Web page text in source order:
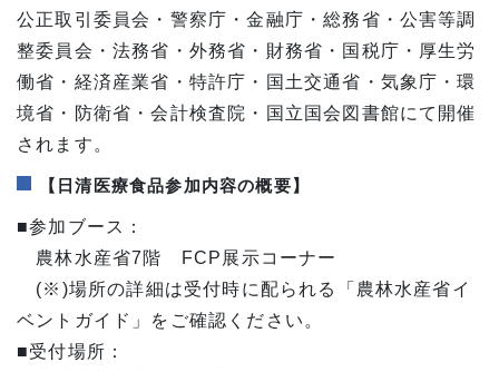
公正取引委員会・警察庁・金融庁・総務省・公害等調
整委員会・法務省・外務省・財務省・国税庁・厚生労
働省・経済産業省・特許庁・国土交通省・気象庁・環
境省・防衛省・会計検査院・国立国会図書館にて開催
されます。
【日清医療食品参加内容の概要】
■参加ブース：
農林水産省7階 FCP展示コーナー
(※)場所の詳細は受付時に配られる「農林水産省イ
ベントガイド」をご確認ください。
■受付場所：